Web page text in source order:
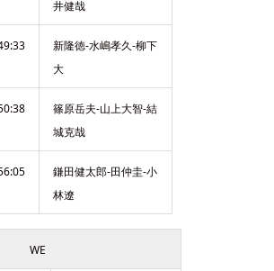
井健哉
新隆徳-水嶋孝久-柳下
大
篠原岳夫-山上大智-結
城克哉
鎌田健太郎-田仲圭-小
林遼
WE